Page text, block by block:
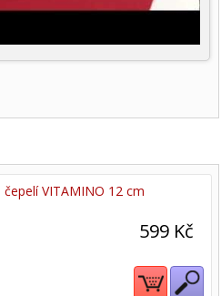
VITAMINO 12 cm
599 Kč